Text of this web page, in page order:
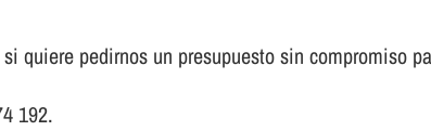
quiere pedirnos un presupuesto sin compromiso
192.